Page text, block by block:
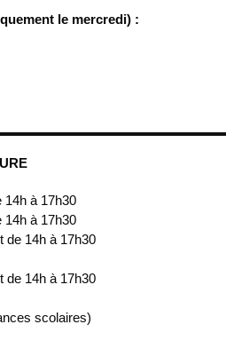
le mercredi) :
14h à 17h30
14h à 17h30
de 14h à 17h30
de 14h à 17h30
scolaires)